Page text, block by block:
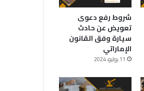
شروط رفع دعوى
تعويض عن حادث
سيارة وفق القانون
الإماراتي
11 يوليو، 2024